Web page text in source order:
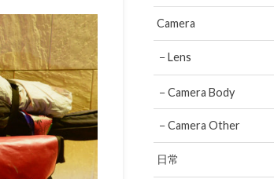
Camera
Lens
Camera Body
Camera Other
日常